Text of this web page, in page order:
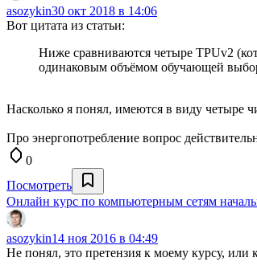
asozykin30 окт 2018 в 14:06
Вот цитата из статьи:
Ниже сравниваются четыре TPUv2
одинаковым объёмом обучающей
Насколько я понял, имеются в виду четыре
Про энергопотребление вопрос
0
Посмотреть
Онлайн курс по компьютерным сетям
asozykin14 ноя 2016 в 04:49
Не понял, это претензия к моему курсу, или